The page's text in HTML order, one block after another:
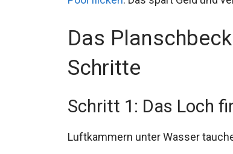
Das
Schritte
Schritt 1: Das Loch
Luftkammern unter Wasser